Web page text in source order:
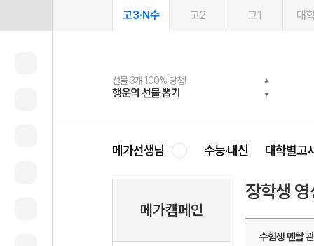
고3·N수 고2 고1 대
선물 3개 100% 당첨!
행운의 선물 뽑기
선물 100% 증정!
메가스터디 X 올리브
여름방학 스터디 캐시백
메가런 썸머스쿨
2027 러셀 단과
강사 공개선발
스마트러닝앱
설문 EVENT
메가패스
3일 무료 체험권
메가패스 수강생 무료혜택!
메가클럽 멤버십
사회공헌 캠페인
희망이룸 메가나눔
메가선생님 수능·내신 대학별고
메가캠페인
장학생
수험생 멘탈